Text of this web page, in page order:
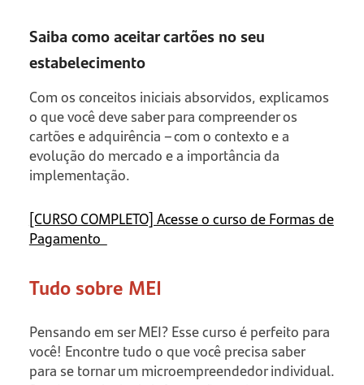
Saiba como aceitar cartões no seu
estabelecimento
Com os conceitos iniciais absorvidos, explicamos
o que você deve saber para compreender os
cartões e adquirência – com o contexto e a
evolução do mercado e a importância da
implementação.
[CURSO COMPLETO] Acesse o curso de Formas de
Pagamento
Tudo sobre MEI
Pensando em ser MEI? Esse curso é perfeito para
você! Encontre tudo o que você precisa saber
para se tornar um microempreendedor individual.